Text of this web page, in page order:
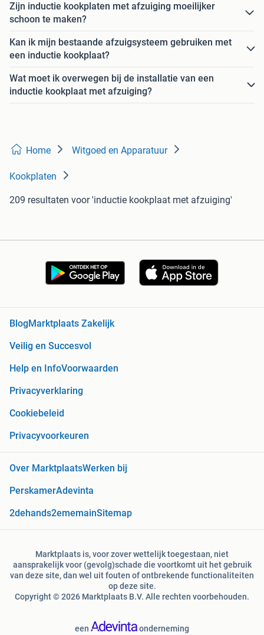
Zijn inductie kookplaten met afzuiging moeilijker
schoon te maken?
Kan ik mijn bestaande afzuigsysteem gebruiken met
een inductie kookplaat?
Wat moet ik overwegen bij de installatie van een
inductie kookplaat met afzuiging?
Home Witgoed en Apparatuur
Kookplaten
209 resultaten voor 'inductie kookplaat met afzuiging'
Blog Marktplaats Zakelijk
Veilig en Succesvol
Help en InfoVoorwaarden
Privacyverklaring
Cookiebeleid
Privacyvoorkeuren
Over MarktplaatsWerken bij
PerskamerAdevinta
2dehands2ememainSitemap
Marktplaats is, voor zover wettelijk toegestaan, niet
aansprakelijk voor (gevolg)schade die voortkomt uit het gebruik
van deze site, dan wel uit fouten of ontbrekende functionaliteiten
op deze site.
Copyright © 2026 Marktplaats B.V. Alle rechten voorbehouden.
een onderneming